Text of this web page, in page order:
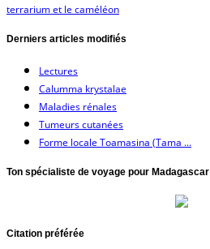
terrarium et le caméléon
Derniers articles modifiés
Lectures
Calumma krystalae
Maladies rénales
Tumeurs cutanées
Forme locale Toamasina (Tama ...
Ton spécialiste de voyage pour Madagascar
Citation préférée